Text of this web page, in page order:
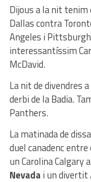
Dijous a la nit
Dallas contra
Angeles i
interessantíssim
McDavid.
La nit de divendres
derbi de la Badia.
Panthers.
La matinada de
duel canadenc
un Carolina Calgary
Nevada i un divertit